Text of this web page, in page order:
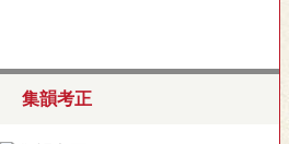
集韻考正